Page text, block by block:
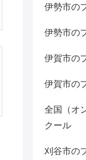
伊勢市の
伊勢市の
伊賀市の
伊賀市の
全国（オ
クール
刈谷市の